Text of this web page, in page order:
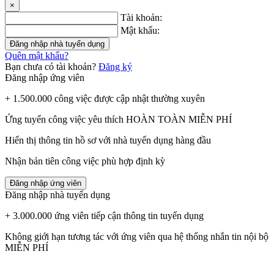
×
Tài khoản:
Mật khẩu:
Đăng nhập nhà tuyển dụng
Quên mật khẩu?
Bạn chưa có tài khoản? Đăng ký
Đăng nhập ứng viên
+ 1.500.000 công việc được cập nhật thường xuyên
Ứng tuyển công việc yêu thích HOÀN TOÀN MIỄN PHÍ
Hiển thị thông tin hồ sơ với nhà tuyển dụng hàng đầu
Nhận bản tiên công việc phù hợp định kỳ
Đăng nhập ứng viên
Đăng nhập nhà tuyển dụng
+ 3.000.000 ứng viên tiếp cận thông tin tuyển dụng
Không giới hạn tương tác với ứng viên qua hệ thống nhắn tin nội bộ
MIỄN PHÍ